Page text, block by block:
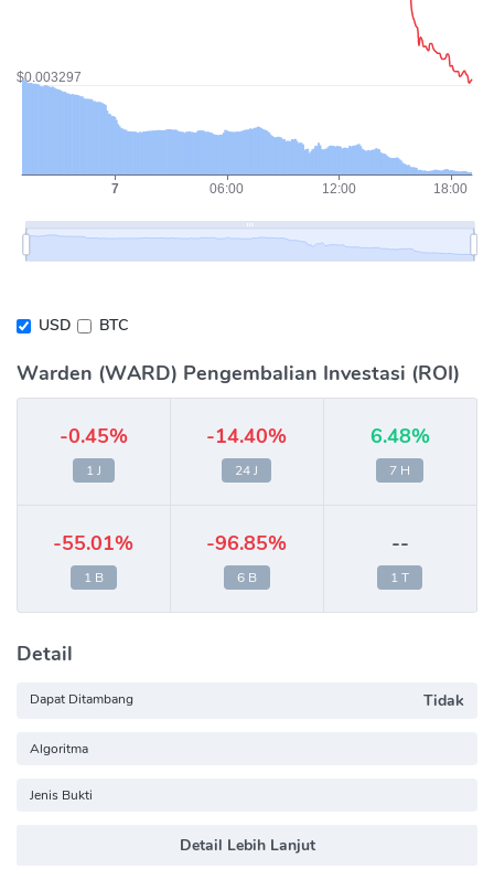
USD BTC
Warden (WARD) Pengembalian Investasi (ROI)
-0.45%
1 J
-14.40%
24 J
6.48%
7 H
-55.01%
1 B
-96.85%
6 B
--
1 T
Detail
Dapat Ditambang Tidak
Algoritma
Jenis Bukti
Detail Lebih Lanjut